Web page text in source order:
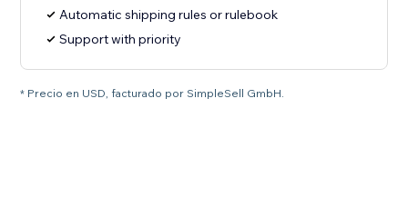
Automatic shipping rules or rulebook
Support with priority
* Precio en USD, facturado por SimpleSell GmbH.